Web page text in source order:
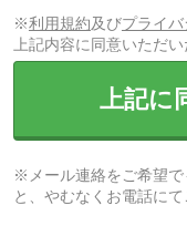
※利用規約及びプライ
上記内容に同意いただ
上記に
※メール連絡をご希望で
と、やむなくお電話に